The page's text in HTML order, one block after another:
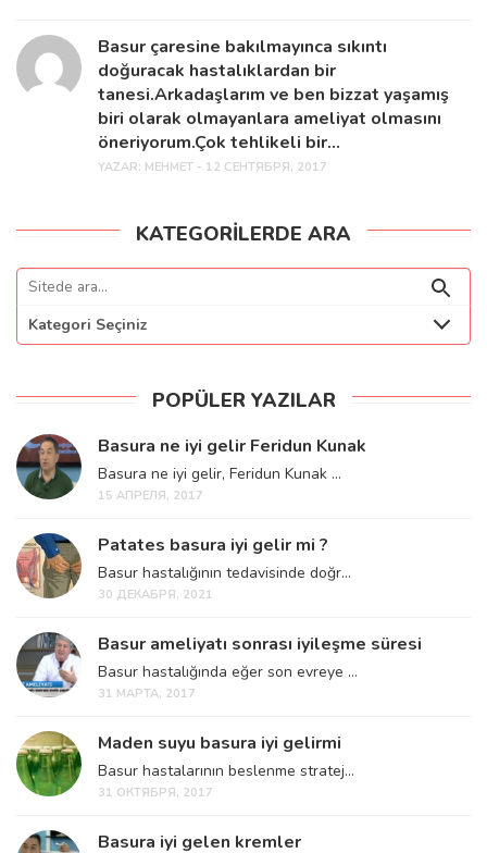
Basur çaresine bakılmayınca sıkıntı
doğuracak hastalıklardan bir
tanesi.Arkadaşlarım ve ben bizzat yaşamış
biri olarak olmayanlara ameliyat olmasını
öneriyorum.Çok tehlikeli bir...
YAZAR: MEHMET - 12 СЕНТЯБРЯ, 2017
KATEGORILERDE ARA
Kategori Seçiniz
POPÜLER YAZILAR
Basura ne iyi gelir Feridun Kunak
Basura ne iyi gelir, Feridun Kunak ...
15 АПРЕЛЯ, 2017
Patates basura iyi gelir mi ?
Basur hastalığının tedavisinde doğr...
30 ДЕКАБРЯ, 2021
Basur ameliyatı sonrası iyileşme süresi
Basur hastalığında eğer son evreye ...
31 МАРТА, 2017
Maden suyu basura iyi gelirmi
Basur hastalarının beslenme stratej...
31 ОКТЯБРЯ, 2017
Basura iyi gelen kremler